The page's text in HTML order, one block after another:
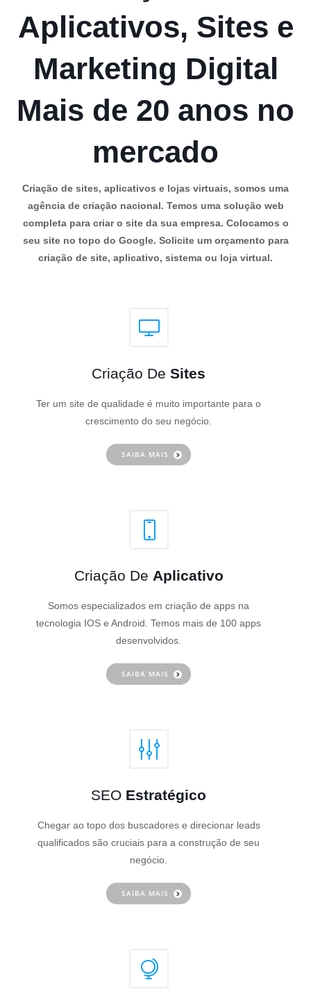
Aplicativos, Sites e
Marketing Digital
Mais de 20 anos no
mercado
Criação de sites, aplicativos e lojas virtuais, somos uma
agência de criação nacional. Temos uma solução web
completa para criar o site da sua empresa. Colocamos o
seu site no topo do Google. Solicite um orçamento para
criação de site, aplicativo, sistema ou loja virtual.
Criação De Sites
Ter um site de qualidade é muito importante para o
crescimento do seu negócio.
SAIBA MAIS
Criação De Aplicativo
Somos especializados em criação de apps na
tecnologia IOS e Android. Temos mais de 100 apps
desenvolvidos.
SAIBA MAIS
SEO Estratégico
Chegar ao topo dos buscadores e direcionar leads
qualificados são cruciais para a construção de seu
negócio.
SAIBA MAIS